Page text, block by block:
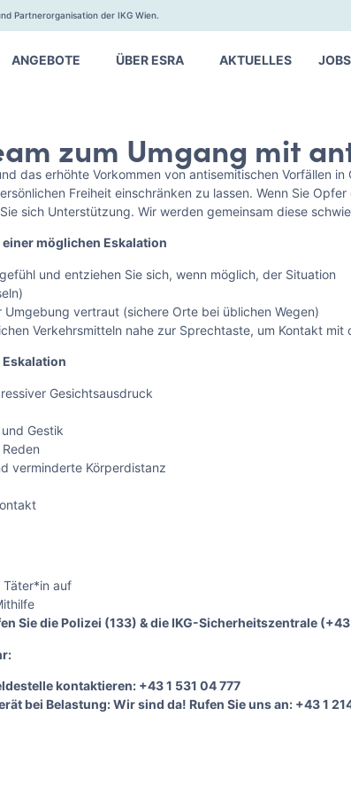
Partnerorganisation der IKG Wien.
ANGEBOTE ÜBER ESRA AKTUELLES JOBS
zum Umgang mit
das erhöhte Vorkommen von antisemitischen Vorfällen
Freiheit einschränken zu lassen. Wenn Sie
sich Unterstützung. Wir werden gemeinsam diese
möglichen Eskalation
und entziehen Sie sich, wenn möglich, der Situation
Umgebung vertraut (sichere Orte bei üblichen Wegen)
Verkehrsmitteln nahe zur Sprechtaste, um Kontakt
Gesichtsausdruck
Gestik
verminderte Körperdistanz
Täter*in auf
Sie die Polizei (133) & die IKG-Sicherheitszentrale
kontaktieren: +43 1 531 04 777
bei Belastung: Wir sind da! Rufen Sie uns an: +43 1